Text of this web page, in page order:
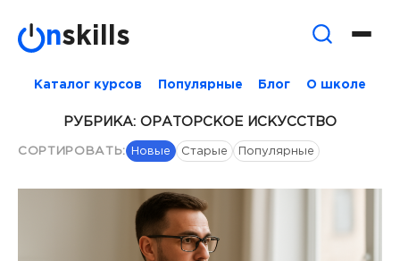
nskills
Каталог курсов Популярные Блог О школе
РУБРИКА: ОРАТОРСКОЕ ИСКУССТВО
СОРТИРОВАТЬ: Новые Старые Популярные